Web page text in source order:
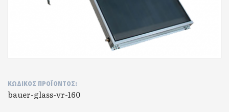
ΚΩΔΙΚΌΣ ΠΡΟΪΌΝΤΟΣ:
bauer-glass-vr-160